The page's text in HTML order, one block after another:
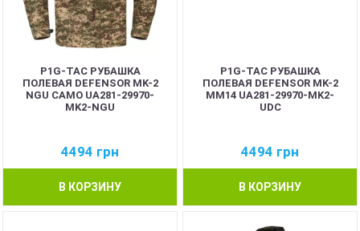
P1G-TAC РУБАШКА
ПОЛЕВАЯ DEFENSOR MK-2
NGU CAMO UA281-29970-
MK2-NGU
4494 грн
В КОРЗИНУ
P1G-TAC РУБАШКА
ПОЛЕВАЯ DEFENSOR MK-2
ММ14 UA281-29970-MK2-
UDC
4494 грн
В КОРЗИНУ